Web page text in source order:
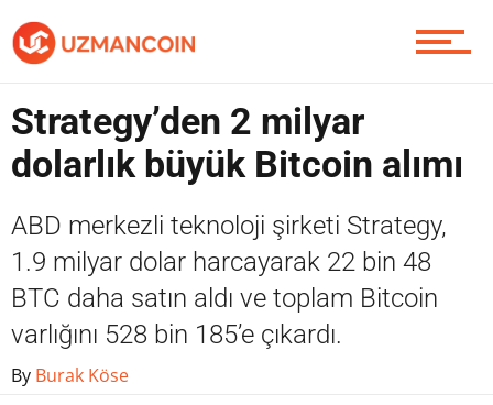
Yazarlardan
Piyasa
Soru Sor
Contact / İletişim
Strategy’den 2 milyar
dolarlık büyük Bitcoin alımı
ABD merkezli teknoloji şirketi Strategy,
1.9 milyar dolar harcayarak 22 bin 48
BTC daha satın aldı ve toplam Bitcoin
varlığını 528 bin 185’e çıkardı.
By Burak Köse